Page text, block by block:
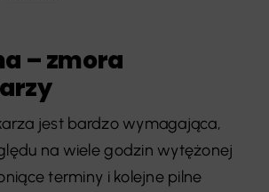
– zmora
jest bardzo wymagająca,
na wiele godzin wytężonej
terminy i kolejne pilne